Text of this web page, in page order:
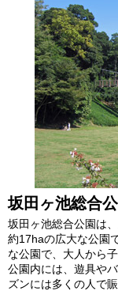
坂田ヶ池総合
坂田ヶ池総合公園は
約17haの広大な公園
な公園で、大人から
公園内には、遊具や
ズンには多くの人で賑